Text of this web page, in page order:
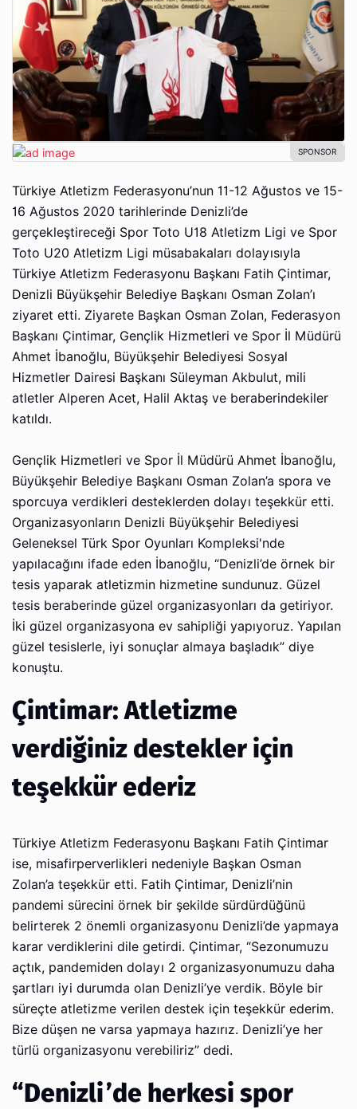
Türkiye Atletizm Federasyonu’nun 11-12 Ağustos ve 15-
16 Ağustos 2020 tarihlerinde Denizli’de
gerçekleştireceği Spor Toto U18 Atletizm Ligi ve Spor
Toto U20 Atletizm Ligi müsabakaları dolayısıyla
Türkiye Atletizm Federasyonu Başkanı Fatih Çintimar,
Denizli Büyükşehir Belediye Başkanı Osman Zolan’ı
ziyaret etti. Ziyarete Başkan Osman Zolan, Federasyon
Başkanı Çintimar, Gençlik Hizmetleri ve Spor İl Müdürü
Ahmet İbanoğlu, Büyükşehir Belediyesi Sosyal
Hizmetler Dairesi Başkanı Süleyman Akbulut, mili
atletler Alperen Acet, Halil Aktaş ve beraberindekiler
katıldı.
​​​​​​​Gençlik Hizmetleri ve Spor İl Müdürü Ahmet İbanoğlu,
Büyükşehir Belediye Başkanı Osman Zolan’a spora ve
sporcuya verdikleri desteklerden dolayı teşekkür etti.
Organizasyonların Denizli Büyükşehir Belediyesi
Geleneksel Türk Spor Oyunları Kompleksi'nde
yapılacağını ifade eden İbanoğlu, “Denizli’de örnek bir
tesis yaparak atletizmin hizmetine sundunuz. Güzel
tesis beraberinde güzel organizasyonları da getiriyor.
İki güzel organizasyona ev sahipliği yapıyoruz. Yapılan
güzel tesislerle, iyi sonuçlar almaya başladık” diye
konuştu.
Çintimar: Atletizme
verdiğiniz destekler için
teşekkür ederiz
Türkiye Atletizm Federasyonu Başkanı Fatih Çintimar
ise, misafirperverlikleri nedeniyle Başkan Osman
Zolan’a teşekkür etti. Fatih Çintimar, Denizli’nin
pandemi sürecini örnek bir şekilde sürdürdüğünü
belirterek 2 önemli organizasyonu Denizli’de yapmaya
karar verdiklerini dile getirdi. Çintimar, “Sezonumuzu
açtık, pandemiden dolayı 2 organizasyonumuzu daha
şartları iyi durumda olan Denizli’ye verdik. Böyle bir
süreçte atletizme verilen destek için teşekkür ederim.
Bize düşen ne varsa yapmaya hazırız. Denizli’ye her
türlü organizasyonu verebiliriz” dedi.
“Denizli’de herkesi spor